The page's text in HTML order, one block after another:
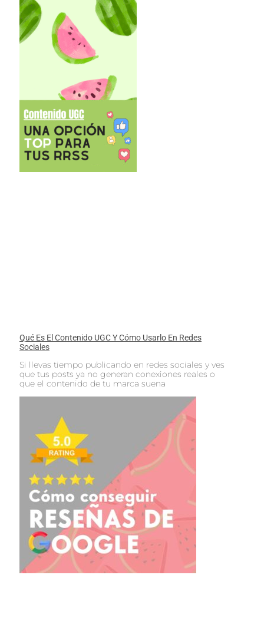
Qué Es El Contenido UGC Y Cómo Usarlo En Redes
Sociales
Si llevas tiempo publicando en redes sociales y ves
que tus posts ya no generan conexiones reales o
que el contenido de tu marca suena